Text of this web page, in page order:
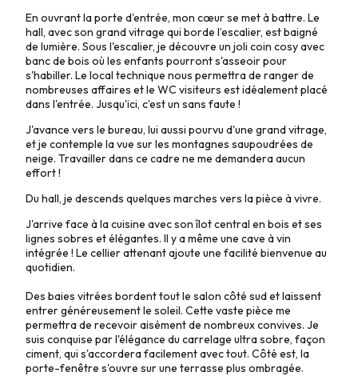
En ouvrant la porte d'entrée, mon cœur se met à battre. Le
hall, avec son grand vitrage qui borde l’escalier, est baigné
de lumière. Sous l'escalier, je découvre un joli coin cosy avec
banc de bois où les enfants pourront s'asseoir pour
s'habiller. Le local technique nous permettra de ranger de
nombreuses affaires et le WC visiteurs est idéalement placé
dans l'entrée. Jusqu'ici, c'est un sans faute !
J'avance vers le bureau, lui aussi pourvu d'une grand vitrage,
et je contemple la vue sur les montagnes saupoudrées de
neige. Travailler dans ce cadre ne me demandera aucun
effort !
Du hall, je descends quelques marches vers la pièce à vivre.
J'arrive face à la cuisine avec son îlot central en bois et ses
lignes sobres et élégantes. Il y a même une cave à vin
intégrée ! Le cellier attenant ajoute une facilité bienvenue au
quotidien.
Des baies vitrées bordent tout le salon côté sud et laissent
entrer généreusement le soleil. Cette vaste pièce me
permettra de recevoir aisément de nombreux convives. Je
suis conquise par l'élégance du carrelage ultra sobre, façon
ciment, qui s'accordera facilement avec tout. Côté est, la
porte-fenêtre s'ouvre sur une terrasse plus ombragée.